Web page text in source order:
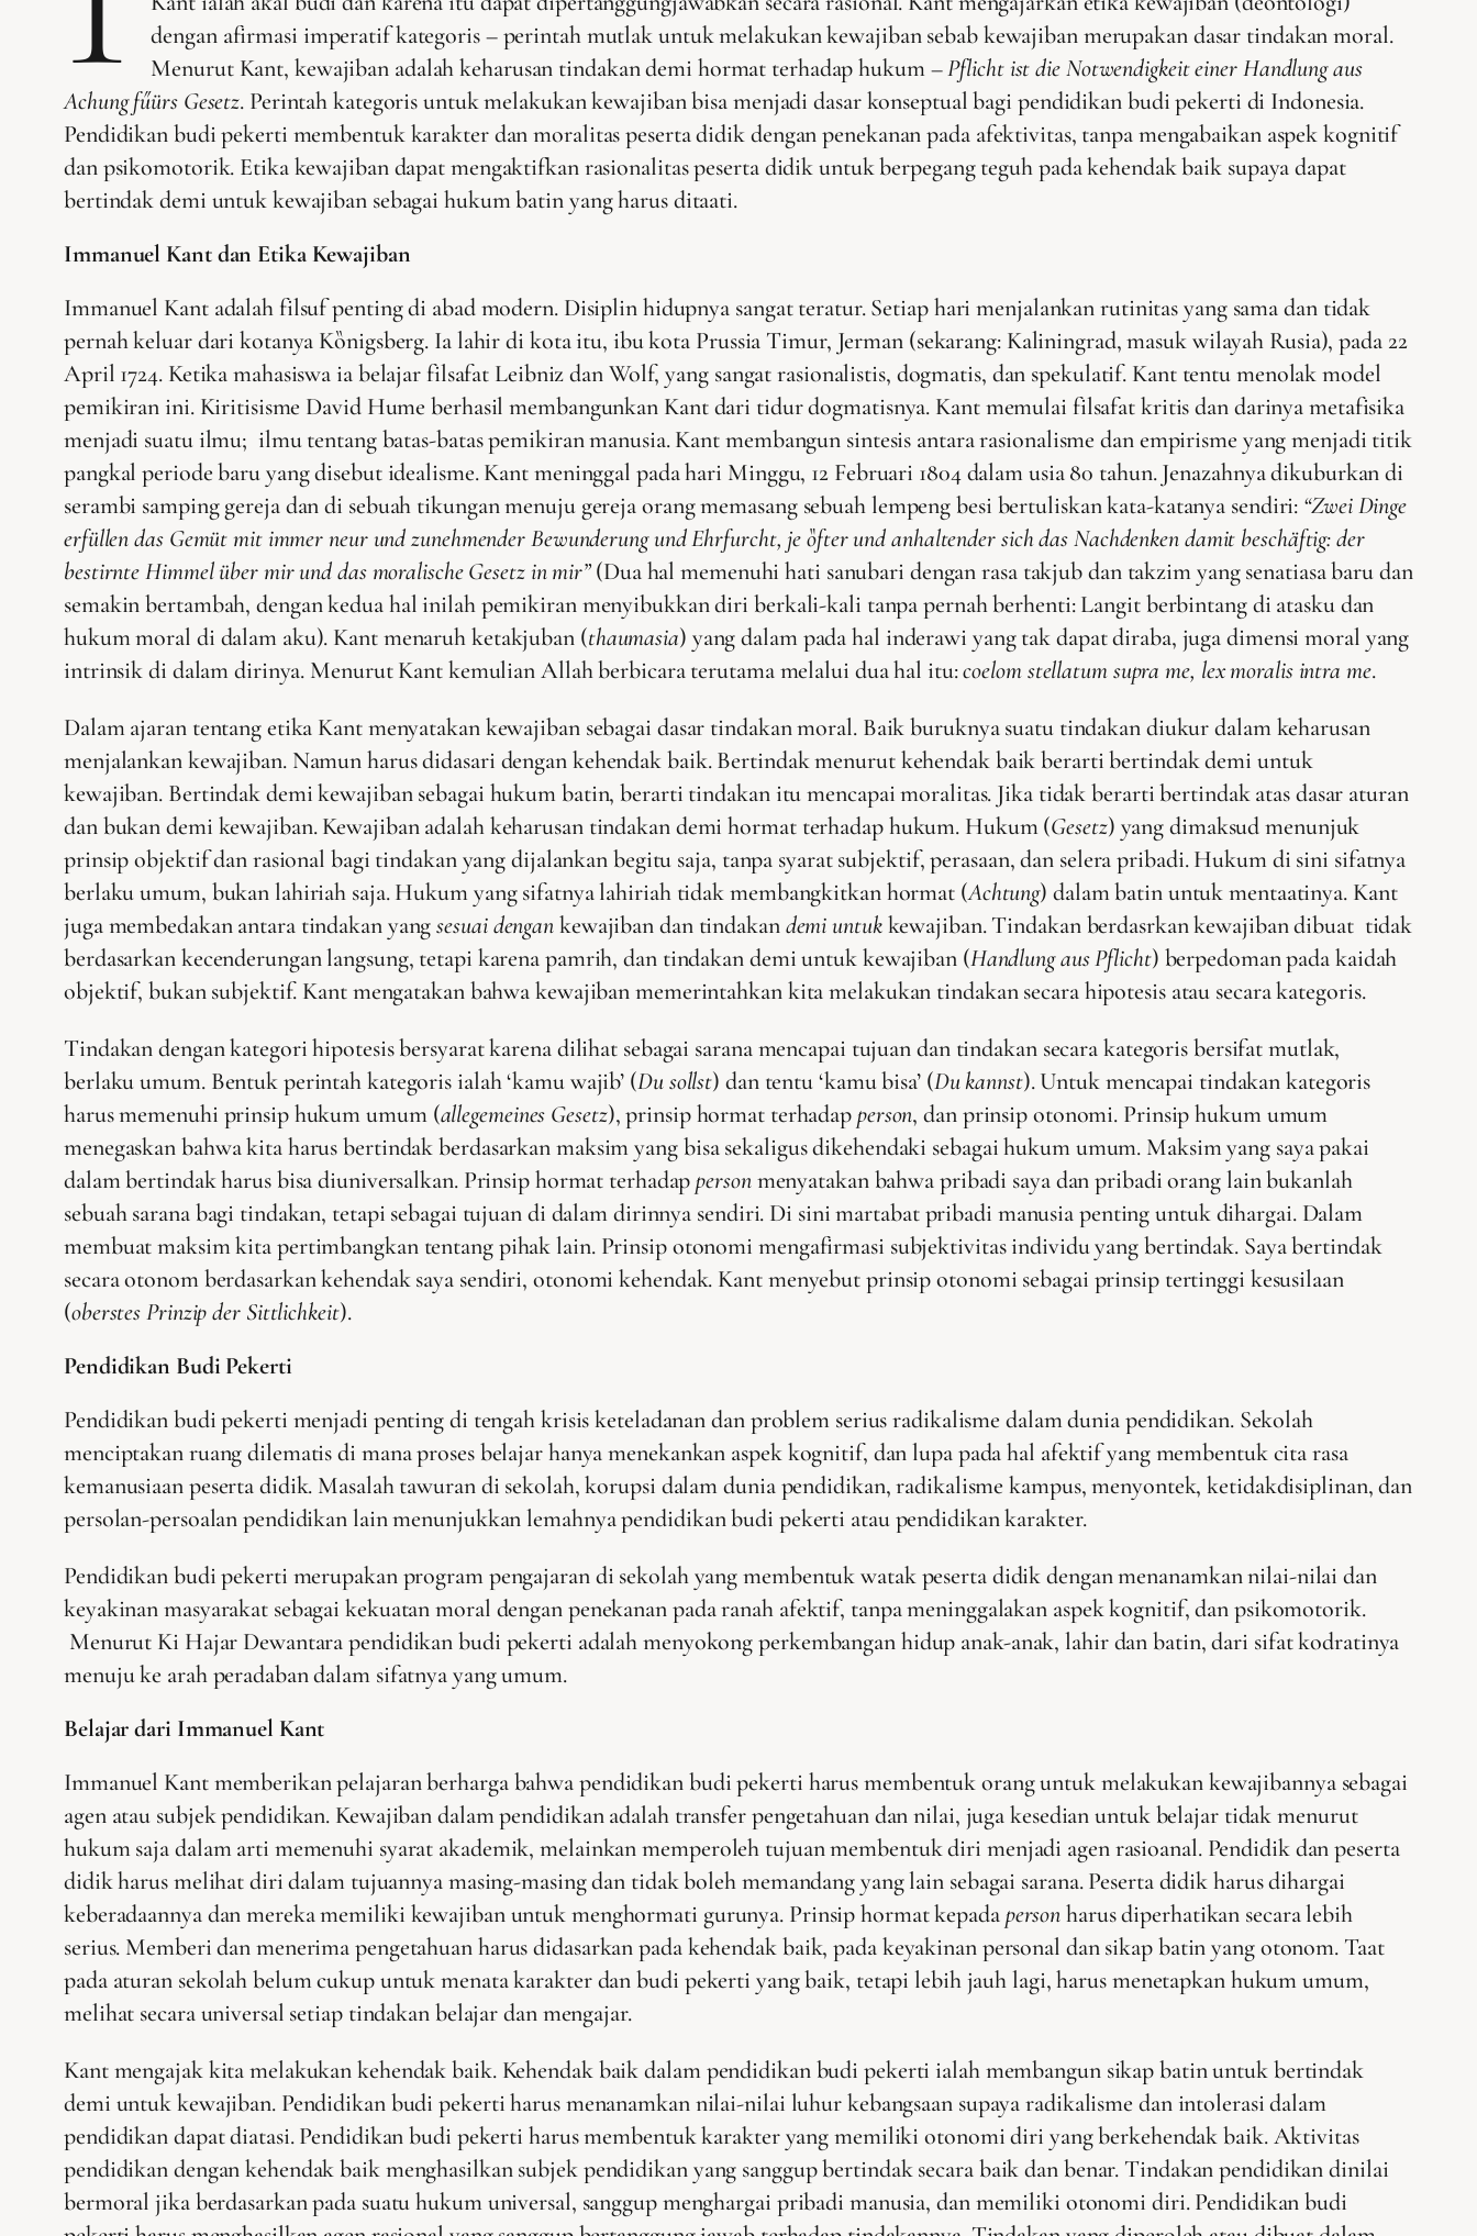
dengan afirmasi imperatif kategoris – perintah mutlak untuk melakukan kewajiban sebab kewajiban merupakan dasar tindakan moral.
Menurut Kant, kewajiban adalah keharusan tindakan demi hormat terhadap hukum –Pflicht ist die Notwendigkeit einer Handlung aus
Achung fűürs Gesetz. Perintah kategoris untuk melakukan kewajiban bisa menjadi dasar konseptual bagi pendidikan budi pekerti di Indonesia.
Pendidikan budi pekerti membentuk karakter dan moralitas peserta didik dengan penekanan pada afektivitas, tanpa mengabaikan aspek kognitif
dan psikomotorik. Etika kewajiban dapat mengaktifkan rasionalitas peserta didik untuk berpegang teguh pada kehendak baik supaya dapat
bertindak demi untuk kewajiban sebagai hukum batin yang harus ditaati.
Immanuel Kant dan Etika Kewajiban
Immanuel Kant adalah filsuf penting di abad modern. Disiplin hidupnya sangat teratur. Setiap hari menjalankan rutinitas yang sama dan tidak
pernah keluar dari kotanya Kȍnigsberg. Ia lahir di kota itu, ibu kota Prussia Timur, Jerman (sekarang: Kaliningrad, masuk wilayah Rusia), pada 22
April 1724. Ketika mahasiswa ia belajar filsafat Leibniz dan Wolf, yang sangat rasionalistis, dogmatis, dan spekulatif. Kant tentu menolak model
pemikiran ini. Kiritisisme David Hume berhasil membangunkan Kant dari tidur dogmatisnya. Kant memulai filsafat kritis dan darinya metafisika
menjadi suatu ilmu; ilmu tentang batas-batas pemikiran manusia. Kant membangun sintesis antara rasionalisme dan empirisme yang menjadi titik
pangkal periode baru yang disebut idealisme. Kant meninggal pada hari Minggu, 12 Februari 1804 dalam usia 80 tahun. Jenazahnya dikuburkan di
serambi samping gereja dan di sebuah tikungan menuju gereja orang memasang sebuah lempeng besi bertuliskan kata-katanya sendiri: “Zwei Dinge
erfüllen das Gemüt mit immer neur und zunehmender Bewunderung und Ehrfurcht, je ȍfter und anhaltender sich das Nachdenken damit beschäftig: der
bestirnte Himmel über mir und das moralische Gesetz in mir”(Dua hal memenuhi hati sanubari dengan rasa takjub dan takzim yang senatiasa baru dan
semakin bertambah, dengan kedua hal inilah pemikiran menyibukkan diri berkali-kali tanpa pernah berhenti: Langit berbintang di atasku dan
hukum moral di dalam aku). Kant menaruh ketakjuban (thaumasia) yang dalam pada hal inderawi yang tak dapat diraba, juga dimensi moral yang
intrinsik di dalam dirinya. Menurut Kant kemulian Allah berbicara terutama melalui dua hal itu:coelom stellatum supra me, lex moralis intra me.
Dalam ajaran tentang etika Kant menyatakan kewajiban sebagai dasar tindakan moral. Baik buruknya suatu tindakan diukur dalam keharusan
menjalankan kewajiban. Namun harus didasari dengan kehendak baik. Bertindak menurut kehendak baik berarti bertindak demi untuk
kewajiban. Bertindak demi kewajiban sebagai hukum batin, berarti tindakan itu mencapai moralitas. Jika tidak berarti bertindak atas dasar aturan
dan bukan demi kewajiban. Kewajiban adalah keharusan tindakan demi hormat terhadap hukum. Hukum (Gesetz) yang dimaksud menunjuk
prinsip objektif dan rasional bagi tindakan yang dijalankan begitu saja, tanpa syarat subjektif, perasaan, dan selera pribadi. Hukum di sini sifatnya
berlaku umum, bukan lahiriah saja. Hukum yang sifatnya lahiriah tidak membangkitkan hormat (Achtung) dalam batin untuk mentaatinya. Kant
juga membedakan antara tindakan yangsesuai dengankewajiban dan tindakandemi untukkewajiban. Tindakan berdasrkan kewajiban dibuat tidak
berdasarkan kecenderungan langsung, tetapi karena pamrih, dan tindakan demi untuk kewajiban (Handlung aus Pflicht) berpedoman pada kaidah
objektif, bukan subjektif. Kant mengatakan bahwa kewajiban memerintahkan kita melakukan tindakan secara hipotesis atau secara kategoris.
Tindakan dengan kategori hipotesis bersyarat karena dilihat sebagai sarana mencapai tujuan dan tindakan secara kategoris bersifat mutlak,
berlaku umum. Bentuk perintah kategoris ialah ‘kamu wajib’ (Du sollst) dan tentu ‘kamu bisa’ (Du kannst). Untuk mencapai tindakan kategoris
harus memenuhi prinsip hukum umum (allegemeines Gesetz), prinsip hormat terhadapperson, dan prinsip otonomi. Prinsip hukum umum
menegaskan bahwa kita harus bertindak berdasarkan maksim yang bisa sekaligus dikehendaki sebagai hukum umum. Maksim yang saya pakai
dalam bertindak harus bisa diuniversalkan. Prinsip hormat terhadappersonmenyatakan bahwa pribadi saya dan pribadi orang lain bukanlah
sebuah sarana bagi tindakan, tetapi sebagai tujuan di dalam dirinnya sendiri. Di sini martabat pribadi manusia penting untuk dihargai. Dalam
membuat maksim kita pertimbangkan tentang pihak lain. Prinsip otonomi mengafirmasi subjektivitas individu yang bertindak. Saya bertindak
secara otonom berdasarkan kehendak saya sendiri, otonomi kehendak. Kant menyebut prinsip otonomi sebagai prinsip tertinggi kesusilaan
(oberstes Prinzip der Sittlichkeit).
Pendidikan Budi Pekerti
Pendidikan budi pekerti menjadi penting di tengah krisis keteladanan dan problem serius radikalisme dalam dunia pendidikan. Sekolah
menciptakan ruang dilematis di mana proses belajar hanya menekankan aspek kognitif, dan lupa pada hal afektif yang membentuk cita rasa
kemanusiaan peserta didik. Masalah tawuran di sekolah, korupsi dalam dunia pendidikan, radikalisme kampus, menyontek, ketidakdisiplinan, dan
persolan-persoalan pendidikan lain menunjukkan lemahnya pendidikan budi pekerti atau pendidikan karakter.
Pendidikan budi pekerti merupakan program pengajaran di sekolah yang membentuk watak peserta didik dengan menanamkan nilai-nilai dan
keyakinan masyarakat sebagai kekuatan moral dengan penekanan pada ranah afektif, tanpa meninggalakan aspek kognitif, dan psikomotorik.
Menurut Ki Hajar Dewantara pendidikan budi pekerti adalah menyokong perkembangan hidup anak-anak, lahir dan batin, dari sifat kodratinya
menuju ke arah peradaban dalam sifatnya yang umum.
Belajar dari Immanuel Kant
Immanuel Kant memberikan pelajaran berharga bahwa pendidikan budi pekerti harus membentuk orang untuk melakukan kewajibannya sebagai
agen atau subjek pendidikan. Kewajiban dalam pendidikan adalah transfer pengetahuan dan nilai, juga kesedian untuk belajar tidak menurut
hukum saja dalam arti memenuhi syarat akademik, melainkan memperoleh tujuan membentuk diri menjadi agen rasioanal. Pendidik dan peserta
didik harus melihat diri dalam tujuannya masing-masing dan tidak boleh memandang yang lain sebagai sarana. Peserta didik harus dihargai
keberadaannya dan mereka memiliki kewajiban untuk menghormati gurunya. Prinsip hormat kepadapersonharus diperhatikan secara lebih
serius. Memberi dan menerima pengetahuan harus didasarkan pada kehendak baik, pada keyakinan personal dan sikap batin yang otonom. Taat
pada aturan sekolah belum cukup untuk menata karakter dan budi pekerti yang baik, tetapi lebih jauh lagi, harus menetapkan hukum umum,
melihat secara universal setiap tindakan belajar dan mengajar.
Kant mengajak kita melakukan kehendak baik. Kehendak baik dalam pendidikan budi pekerti ialah membangun sikap batin untuk bertindak
demi untuk kewajiban. Pendidikan budi pekerti harus menanamkan nilai-nilai luhur kebangsaan supaya radikalisme dan intolerasi dalam
pendidikan dapat diatasi. Pendidikan budi pekerti harus membentuk karakter yang memiliki otonomi diri yang berkehendak baik. Aktivitas
pendidikan dengan kehendak baik menghasilkan subjek pendidikan yang sanggup bertindak secara baik dan benar. Tindakan pendidikan dinilai
bermoral jika berdasarkan pada suatu hukum universal, sanggup menghargai pribadi manusia, dan memiliki otonomi diri. Pendidikan budi